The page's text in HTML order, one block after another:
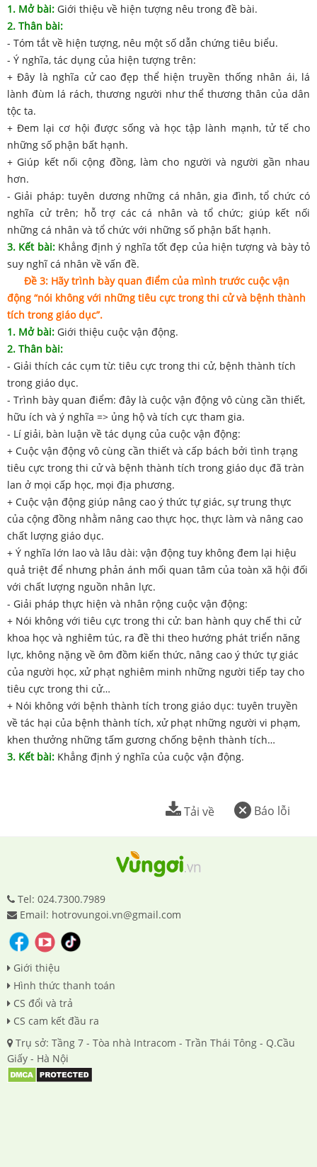
1. Mở bài: Giới thiệu về hiện tượng nêu trong đề bài.
2. Thân bài:
- Tóm tắt về hiện tượng, nêu một số dẫn chứng tiêu biểu.
- Ý nghĩa, tác dụng của hiện tượng trên:
+ Đây là nghĩa cử cao đẹp thể hiện truyền thống nhân ái, lá
lành đùm lá rách, thương người như thể thương thân của dân
tộc ta.
+ Đem lại cơ hội được sống và học tập lành mạnh, tử tế cho
những số phận bất hạnh.
+ Giúp kết nối cộng đồng, làm cho người và người gần nhau
hơn.
- Giải pháp: tuyên dương những cá nhân, gia đình, tổ chức có
nghĩa cử trên; hỗ trợ các cá nhân và tổ chức; giúp kết nối
những cá nhân và tổ chức với những số phận bất hạnh.
3. Kết bài: Khẳng định ý nghĩa tốt đẹp của hiện tượng và bày tỏ
suy nghĩ cá nhân về vấn đề.
Đề 3: Hãy trình bày quan điểm của mình trước cuộc vận
động “nói không với những tiêu cực trong thi cử và bệnh thành
tích trong giáo dục”.
1. Mở bài: Giới thiệu cuộc vận động.
2. Thân bài:
- Giải thích các cụm từ: tiêu cực trong thi cử, bệnh thành tích
trong giáo dục.
- Trình bày quan điểm: đây là cuộc vận động vô cùng cần thiết,
hữu ích và ý nghĩa => ủng hộ và tích cực tham gia.
- Lí giải, bàn luận về tác dụng của cuộc vận động:
+ Cuộc vận động vô cùng cần thiết và cấp bách bởi tình trạng
tiêu cực trong thi cử và bệnh thành tích trong giáo dục đã tràn
lan ở mọi cấp học, mọi địa phương.
+ Cuộc vận động giúp nâng cao ý thức tự giác, sự trung thực
của cộng đồng nhằm nâng cao thực học, thực làm và nâng cao
chất lượng giáo dục.
+ Ý nghĩa lớn lao và lâu dài: vận động tuy không đem lại hiệu
quả triệt để nhưng phản ánh mối quan tâm của toàn xã hội đối
với chất lượng nguồn nhân lực.
- Giải pháp thực hiện và nhân rộng cuộc vận động:
+ Nói không với tiêu cực trong thi cử: ban hành quy chế thi cử
khoa học và nghiêm túc, ra đề thi theo hướng phát triển năng
lực, không nặng về ôm đồm kiến thức, nâng cao ý thức tự giác
của người học, xử phạt nghiêm minh những người tiếp tay cho
tiêu cực trong thi cử…
+ Nói không với bệnh thành tích trong giáo dục: tuyên truyền
về tác hại của bệnh thành tích, xử phạt những người vi phạm,
khen thưởng những tấm gương chống bệnh thành tích…
3. Kết bài: Khẳng định ý nghĩa của cuộc vận động.
Báo lỗi
Tải về
Tel: 024.7300.7989
Email: hotrovungoi.vn@gmail.com
Giới thiệu
Hình thức thanh toán
CS đổi và trả
CS cam kết đầu ra
Trụ sở: Tầng 7 - Tòa nhà Intracom - Trần Thái Tông - Q.Cầu
Giấy - Hà Nội